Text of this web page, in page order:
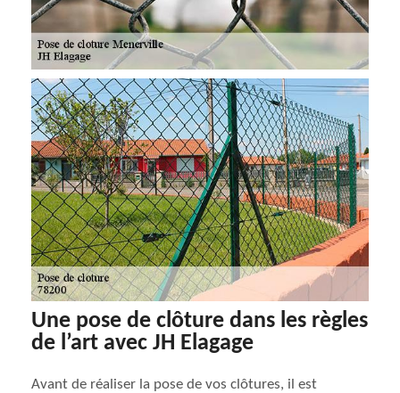
Une pose de clôture dans les règles
de l’art avec JH Elagage
Avant de réaliser la pose de vos clôtures, il est